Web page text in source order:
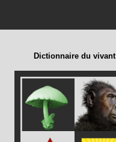
Dictionnaire du vivant